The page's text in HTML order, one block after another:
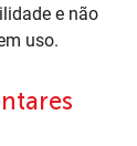
e não
uso.